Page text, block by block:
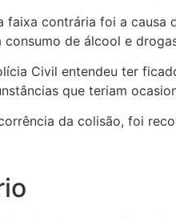
faixa contrária foi a
de álcool e
Civil entendeu ter
que teriam
da colisão, foi